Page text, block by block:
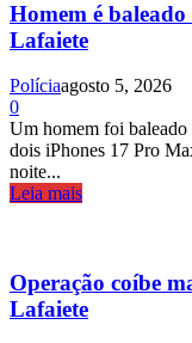
Homem é
Lafaiete
Políciaagosto 5, 2026
0
Um homem foi baleado
dois iPhones 17 Pro
noite...
Leia mais
Operação coíbe
Lafaiete